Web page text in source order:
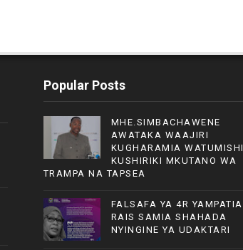
Popular Posts
MHE.SIMBACHAWENE
AWATAKA WAAJIRI
KUGHARAMIA WATUMISHI
KUSHIRIKI MKUTANO WA
TRAMPA NA TAPSEA
FALSAFA YA 4R YAMPATIA
RAIS SAMIA SHAHADA
NYINGINE YA UDAKTARI